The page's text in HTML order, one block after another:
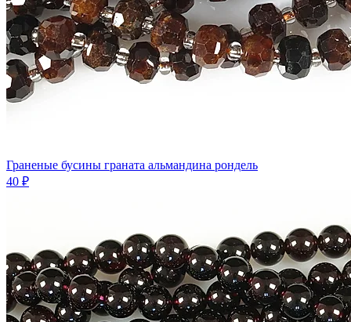
Граненые бусины граната альмандина рондель
40 ₽